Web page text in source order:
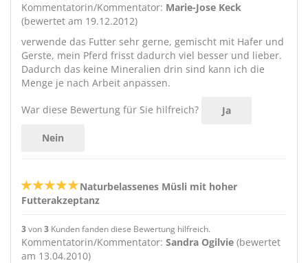
Kommentatorin/Kommentator: Marie-Jose Keck
(bewertet am 19.12.2012)
verwende das Futter sehr gerne, gemischt mit Hafer und
Gerste, mein Pferd frisst dadurch viel besser und lieber.
Dadurch das keine Mineralien drin sind kann ich die
Menge je nach Arbeit anpassen.
War diese Bewertung für Sie hilfreich? Ja
Nein
Naturbelassenes Müsli mit hoher
Futterakzeptanz
3von3 Kunden fanden diese Bewertung hilfreich.
Kommentatorin/Kommentator: Sandra Ogilvie (bewertet
am 13.04.2010)